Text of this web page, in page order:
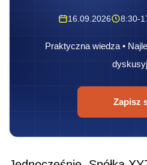
16.09.2026 8:30-
Praktyczna wiedza •
Zapisz